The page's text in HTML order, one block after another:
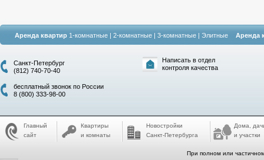
Аренда квартир 1-комнатные | 2-комнатные | 3-комнатные | Элитные Аренда
Санкт-Петербург
(812) 740-70-40
бесплатный звонок по России
8 (800) 333-98-00
Написать в отдел
контроля качества
Главный
сайт
Квартиры
и комнаты
Новостройки
Санкт-Петербурга
Дома,
и участки
При полном или